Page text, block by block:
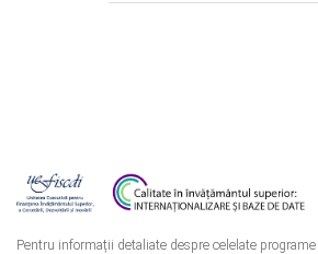
Pentru informații detaliate despre celelate